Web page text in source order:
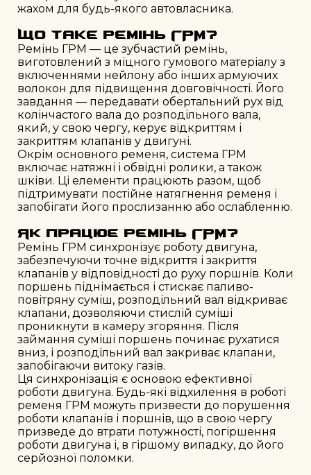
жахом для будь-якого автовласника.
Що таке ремінь ГРМ?
Ремінь ГРМ — це зубчастий ремінь,
виготовлений з міцного гумового матеріалу з
включеннями нейлону або інших армуючих
волокон для підвищення довговічності. Його
завдання — передавати обертальний рух від
колінчастого вала до розподільного вала,
який, у свою чергу, керує відкриттям і
закриттям клапанів у двигуні.
Окрім основного ременя, система ГРМ
включає натяжні і обвідні ролики, а також
шківи. Ці елементи працюють разом, щоб
підтримувати постійне натягнення ременя і
запобігати його прослизанню або ослабленню.
Як працює ремінь ГРМ?
Ремінь ГРМ синхронізує роботу двигуна,
забезпечуючи точне відкриття і закриття
клапанів у відповідності до руху поршнів. Коли
поршень піднімається і стискає паливо-
повітряну суміш, розподільний вал відкриває
клапани, дозволяючи стислій суміші
проникнути в камеру згоряння. Після
займання суміші поршень починає рухатися
вниз, і розподільний вал закриває клапани,
запобігаючи витоку газів.
Ця синхронізація є основою ефективної
роботи двигуна. Будь-які відхилення в роботі
ременя ГРМ можуть призвести до порушення
роботи клапанів і поршнів, що в свою чергу
призведе до втрати потужності, погіршення
роботи двигуна і, в гіршому випадку, до його
серйозної поломки.